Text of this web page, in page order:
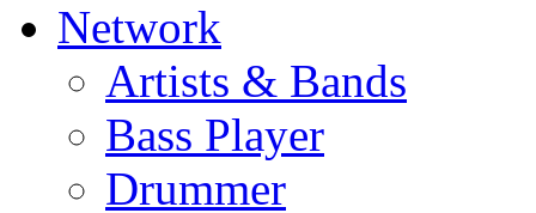
Network
Artists & Bands
Bass Player
Drummer